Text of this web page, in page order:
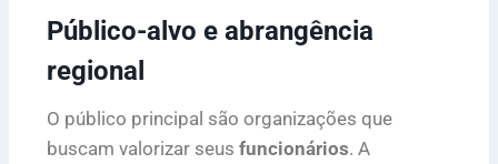
Público-alvo e abrangência
regional
O público principal são organizações que
buscam valorizar seus funcionários. A